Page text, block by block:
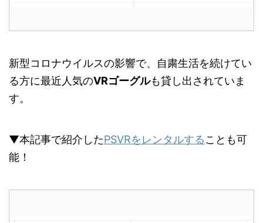
新型コロナウイルスの影響で、自粛生活を続けてい
る方に最近人気のVRゴーグルも貸し出されていま
す。
▼本記事で紹介したPSVRをレンタルすることも可
能！